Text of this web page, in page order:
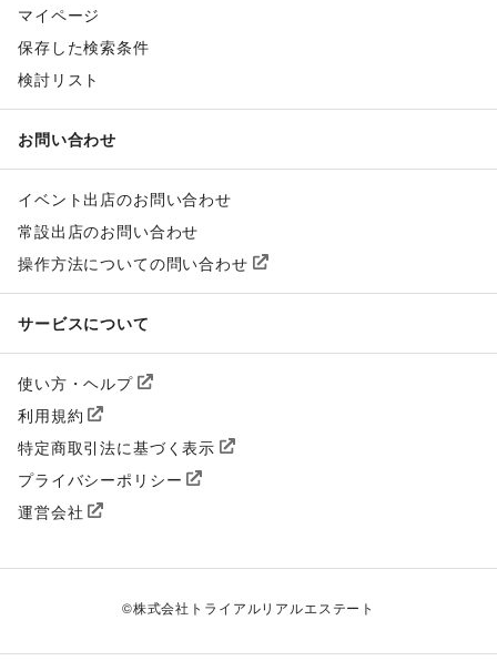
マイページ
保存した検索条件
検討リスト
お問い合わせ
イベント出店のお問い合わせ
常設出店のお問い合わせ
操作方法についての問い合わせ
サービスについて
使い方・ヘルプ
利用規約
特定商取引法に基づく表示
プライバシーポリシー
運営会社
©株式会社トライアルリアルエステート